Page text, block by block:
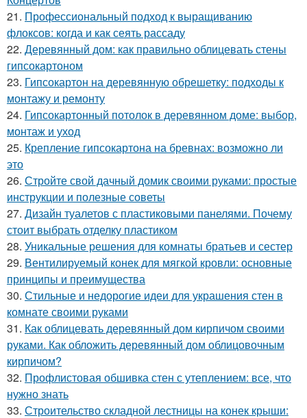
21. Профессиональный подход к выращиванию
флоксов: когда и как сеять рассаду
22. Деревянный дом: как правильно облицевать стены
гипсокартоном
23. Гипсокартон на деревянную обрешетку: подходы к
монтажу и ремонту
24. Гипсокартонный потолок в деревянном доме: выбор,
монтаж и уход
25. Крепление гипсокартона на бревнах: возможно ли
это
26. Стройте свой дачный домик своими руками: простые
инструкции и полезные советы
27. Дизайн туалетов с пластиковыми панелями. Почему
стоит выбрать отделку пластиком
28. Уникальные решения для комнаты братьев и сестер
29. Вентилируемый конек для мягкой кровли: основные
принципы и преимущества
30. Стильные и недорогие идеи для украшения стен в
комнате своими руками
31. Как облицевать деревянный дом кирпичом своими
руками. Как обложить деревянный дом облицовочным
кирпичом?
32. Профлистовая обшивка стен с утеплением: все, что
нужно знать
33. Строительство складной лестницы на конек крыши: